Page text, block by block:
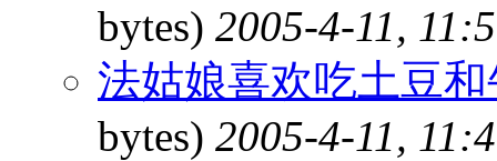
bytes) 2005-4-11,
法姑娘喜欢吃土豆
bytes) 2005-4-11,